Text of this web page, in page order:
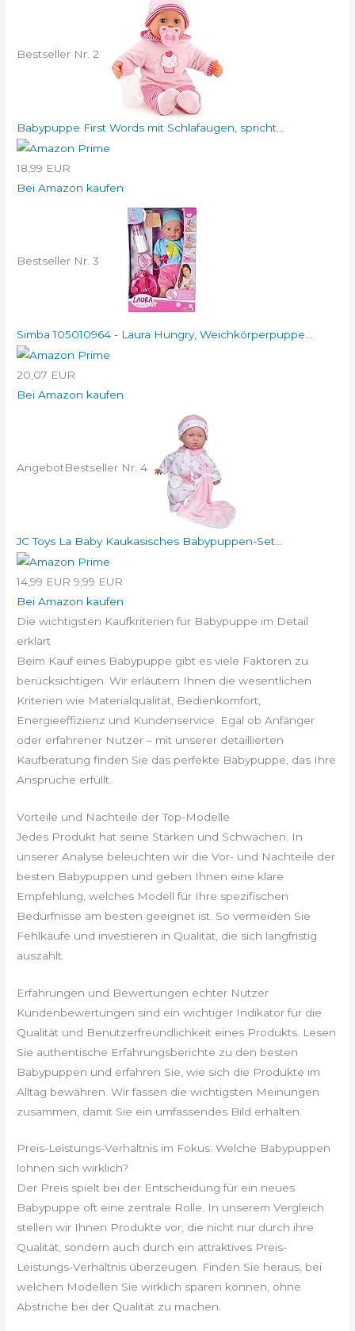
Bestseller Nr. 2
Babypuppe First Words mit Schlafaugen, spricht...
18,99 EUR
Bei Amazon kaufen
Bestseller Nr. 3
Simba 105010964 - Laura Hungry, Weichkörperpuppe...
20,07 EUR
Bei Amazon kaufen
AngebotBestseller Nr. 4
JC Toys La Baby Kaukasisches Babypuppen-Set...
14,99 EUR 9,99 EUR
Bei Amazon kaufen
Die wichtigsten Kaufkriterien für Babypuppe im Detail
erklärt
Beim Kauf eines Babypuppe gibt es viele Faktoren zu
berücksichtigen. Wir erläutern Ihnen die wesentlichen
Kriterien wie Materialqualität, Bedienkomfort,
Energieeffizienz und Kundenservice. Egal ob Anfänger
oder erfahrener Nutzer – mit unserer detaillierten
Kaufberatung finden Sie das perfekte Babypuppe, das Ihre
Ansprüche erfüllt.
Vorteile und Nachteile der Top-Modelle
Jedes Produkt hat seine Stärken und Schwächen. In
unserer Analyse beleuchten wir die Vor- und Nachteile der
besten Babypuppen und geben Ihnen eine klare
Empfehlung, welches Modell für Ihre spezifischen
Bedürfnisse am besten geeignet ist. So vermeiden Sie
Fehlkäufe und investieren in Qualität, die sich langfristig
auszahlt.
Erfahrungen und Bewertungen echter Nutzer
Kundenbewertungen sind ein wichtiger Indikator für die
Qualität und Benutzerfreundlichkeit eines Produkts. Lesen
Sie authentische Erfahrungsberichte zu den besten
Babypuppen und erfahren Sie, wie sich die Produkte im
Alltag bewähren. Wir fassen die wichtigsten Meinungen
zusammen, damit Sie ein umfassendes Bild erhalten.
Preis-Leistungs-Verhältnis im Fokus: Welche Babypuppen
lohnen sich wirklich?
Der Preis spielt bei der Entscheidung für ein neues
Babypuppe oft eine zentrale Rolle. In unserem Vergleich
stellen wir Ihnen Produkte vor, die nicht nur durch ihre
Qualität, sondern auch durch ein attraktives Preis-
Leistungs-Verhältnis überzeugen. Finden Sie heraus, bei
welchen Modellen Sie wirklich sparen können, ohne
Abstriche bei der Qualität zu machen.